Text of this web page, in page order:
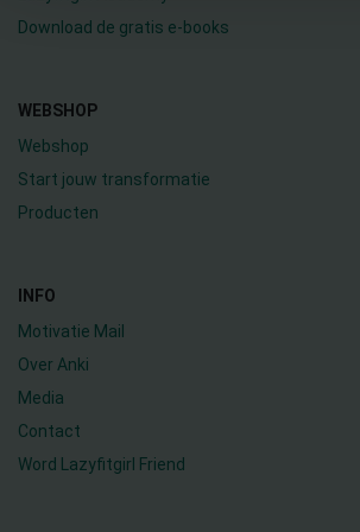
Download de gratis e-books
WEBSHOP
Webshop
Start jouw transformatie
Producten
INFO
Motivatie Mail
Over Anki
Media
Contact
Word Lazyfitgirl Friend